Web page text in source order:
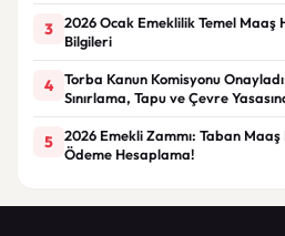
3
2026 Ocak Emeklilik Temel Maaş
Bilgileri
4
Torba Kanun Komisyonu
Sınırlama, Tapu ve Çevre
5
2026 Emekli Zammı: Taban
Ödeme Hesaplama!